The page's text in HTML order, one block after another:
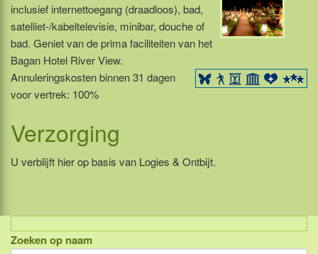
inclusief internettoegang (draadloos), bad,
satelliet-/kabeltelevisie, minibar, douche of
bad. Geniet van de prima faciliteiten van het
Bagan Hotel River View.
Annuleringskosten binnen 31 dagen
voor vertrek: 100%
Verzorging
U verblijft hier op basis van Logies & Ontbijt.
Indonesië, eilandcombinaties
Zoeken op naam